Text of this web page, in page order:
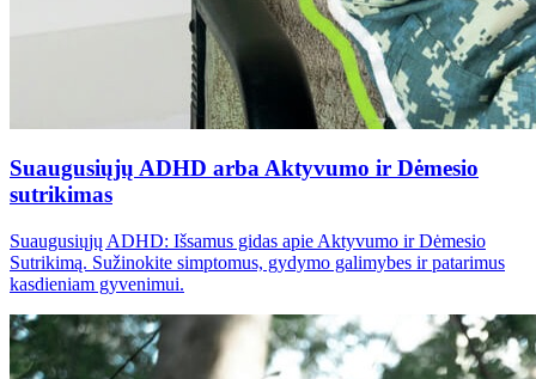
Suaugusiųjų ADHD arba Aktyvumo ir Dėmesio
sutrikimas
Suaugusiųjų ADHD: Išsamus gidas apie Aktyvumo ir Dėmesio
Sutrikimą. Sužinokite simptomus, gydymo galimybes ir patarimus
kasdieniam gyvenimui.